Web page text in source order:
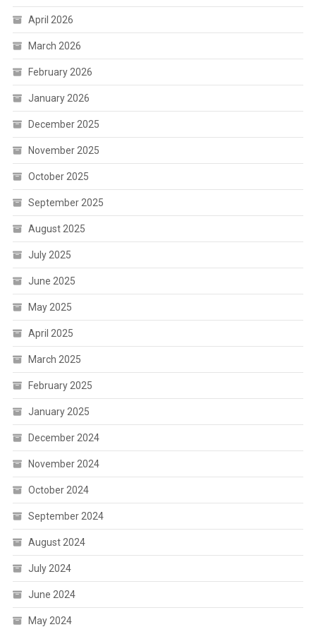
April 2026
March 2026
February 2026
January 2026
December 2025
November 2025
October 2025
September 2025
August 2025
July 2025
June 2025
May 2025
April 2025
March 2025
February 2025
January 2025
December 2024
November 2024
October 2024
September 2024
August 2024
July 2024
June 2024
May 2024